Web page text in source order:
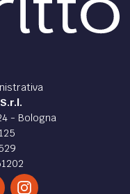
- Bologna